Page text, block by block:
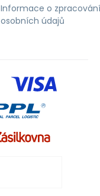
Informace o zpracování
osobních údajů